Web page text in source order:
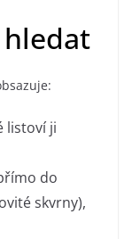
hledat
listoví ji
do
skvrny),